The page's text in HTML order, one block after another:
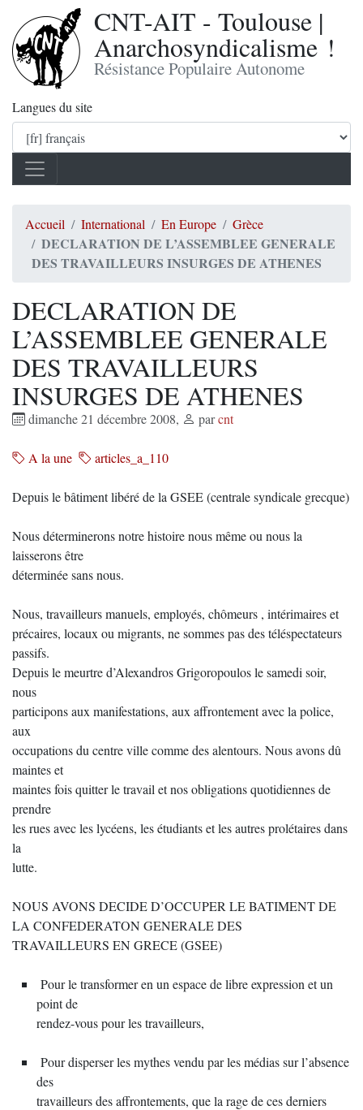
CNT-AIT - Toulouse |
Anarchosyndicalisme !
Résistance Populaire Autonome
Langues du site
Accueil International En Europe Grèce
DECLARATION DE L’ASSEMBLEE GENERALE
DES TRAVAILLEURS INSURGES DE ATHENES
DECLARATION DE
L’ASSEMBLEE GENERALE
DES TRAVAILLEURS
INSURGES DE ATHENES
dimanche 21 décembre 2008, parcnt
A la une articles_a_110
Depuis le bâtiment libéré de la GSEE (centrale syndicale grecque)
Nous déterminerons notre histoire nous même ou nous la
laisserons être
déterminée sans nous.
Nous, travailleurs manuels, employés, chômeurs , intérimaires et
précaires, locaux ou migrants, ne sommes pas des téléspectateurs
passifs.
Depuis le meurtre d’Alexandros Grigoropoulos le samedi soir,
nous
participons aux manifestations, aux affrontement avec la police,
aux
occupations du centre ville comme des alentours. Nous avons dû
maintes et
maintes fois quitter le travail et nos obligations quotidiennes de
prendre
les rues avec les lycéens, les étudiants et les autres prolétaires dans
la
lutte.
NOUS AVONS DECIDE D’OCCUPER LE BATIMENT DE
LA CONFEDERATON GENERALE DES
TRAVAILLEURS EN GRECE (GSEE)
Pour le transformer en un espace de libre expression et un
point de
rendez-vous pour les travailleurs,
Pour disperser les mythes vendu par les médias sur l’absence
des
travailleurs des affrontements, que la rage de ces derniers